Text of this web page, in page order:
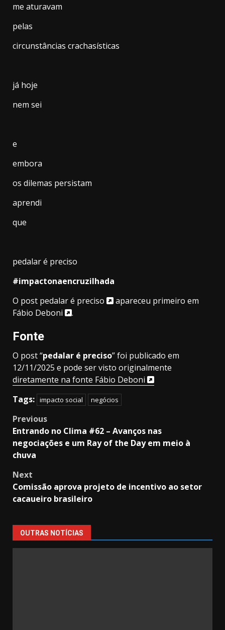
me aturavam
pelas
circunstâncias crachasísticas
já hoje
nem sei
e
embora
os dilemas persistam
aprendi
que
pedalar é preciso
#impactonaencruzilhada
O post pedalar é preciso
apareceu primeiro em
Fábio Deboni
.
Fonte
O post “pedalar é preciso” foi publicado em
12/11/2025 e pode ser visto originalmente
diretamente na fonte Fábio Deboni
Tags: impacto social negócios
Post
navigation
Previous
Entrando no Clima #62 – Avanços nas
negociações e um Ray of the Day em meio à
chuva
Next
Comissão aprova projeto de incentivo ao setor
cacaueiro brasileiro
OUTRAS NOTÍCIAS